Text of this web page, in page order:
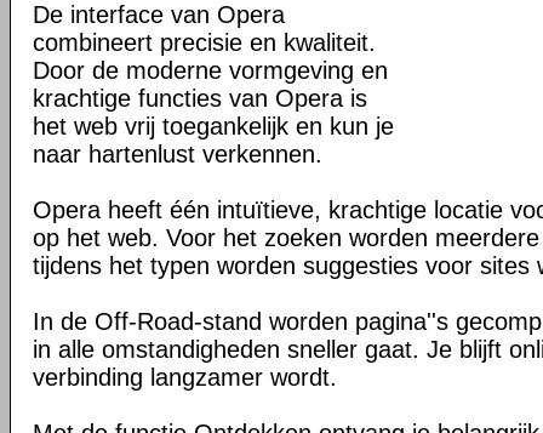
De interface van Opera
combineert precisie en kwaliteit.
Door de moderne vormgeving en
krachtige functies van Opera is
het web vrij toegankelijk en kun je
naar hartenlust verkennen.
Opera heeft één intuïtieve, krachtige locatie
op het web. Voor het zoeken worden
tijdens het typen worden suggesties voor sites
In de Off-Road-stand worden pagina''s
in alle omstandigheden sneller gaat. Je blijft
verbinding langzamer wordt.